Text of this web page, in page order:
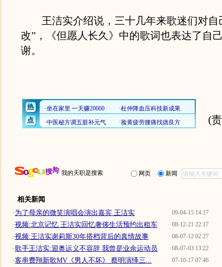
王洁实介绍说，三十几年来歌迷们对自
改”，《但愿人长久》中的歌词也表达了自
谢。
(
我的天职是搜索 网页 新闻
相关新闻
09-04-15 14:17
·为了母亲的微笑演唱会演出嘉宾 王洁实
08-12-21 22:17
·视频:北京记忆 王洁实回忆奢侈生活预约出租车
08-07-12 02:27
·视频:王洁实谢莉斯30年搭档背后的真情故事
08-07-03 13:22
·歌手王洁实:迎奥运义不容辞 我曾是业余运动员
07-10-17 07:46
·客串费翔新歌MV《男人不坏》 蔡明演绎三...